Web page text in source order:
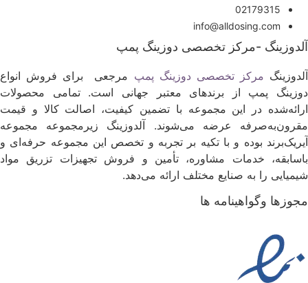
02179315
info@alldosing.com
آلدوزینگ -مرکز تخصصی دوزینگ پمپ
مرکز تخصصی دوزینگ پمپ مرجعی برای فروش انواع
دوزینگ پمپ از برندهای معتبر جهانی است. تمامی محصولات
ارائه‌شده در این مجموعه با تضمین کیفیت، اصالت کالا و قیمت
مقرون‌به‌صرفه عرضه می‌شوند. آلدوزینگ زیرمجموعه مجموعه
آیریک‌برند بوده و با تکیه بر تجربه و تخصص این مجموعه حرفه‌ای و
باسابقه، خدمات مشاوره، تأمین و فروش تجهیزات تزریق مواد
شیمیایی را به صنایع مختلف ارائه می‌دهد.
مجوزها وگواهینامه ها